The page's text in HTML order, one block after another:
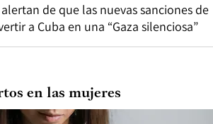
de que las nuevas sanciones de
a Cuba en una “Gaza silenciosa”
en las mujeres